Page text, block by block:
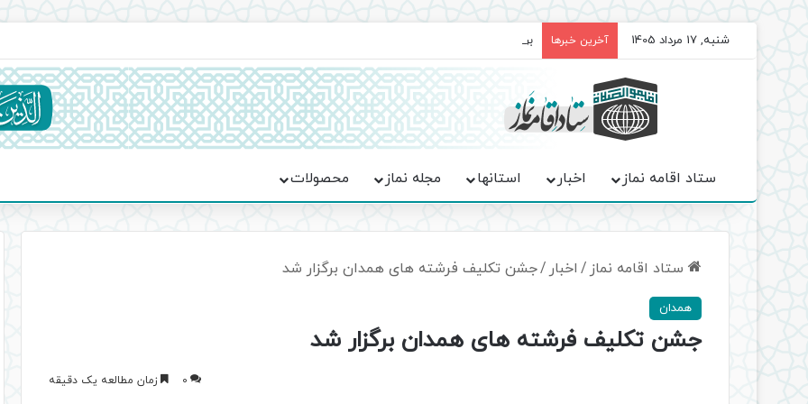
شنبه, 17 مرداد 1405 آخرین خبرها برگزاری باشکوه نمازهای جماعت در موکب فاطمه الزهرا (س)
ستاد اقامه نماز اخبار استانها مجله نماز محصولات
ستاد اقامه نماز / اخبار /جشن تکلیف فرشته های همدان برگزار شد
همدان
جشن تکلیف فرشته های همدان برگزار شد
0 زمان مطالعه یک دقیقه